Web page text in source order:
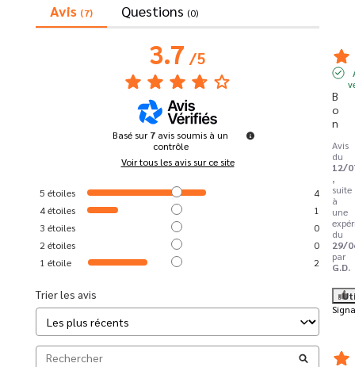
Avis (7) Questions (0)
3.7/5
Basé sur7 avis soumis à un
contrôle
Voir tous les avis sur ce site
5 étoiles
4
4étoiles
1
3 étoiles
0
2 étoiles
0
1 étoile 2
Trier les avis
B
o
n
Avis
du
12/
,
suite
à
une
du
29/
par
G.D.